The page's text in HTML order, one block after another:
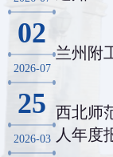
02
2026-07
兰州附
25
2026-03
西北师
人年度